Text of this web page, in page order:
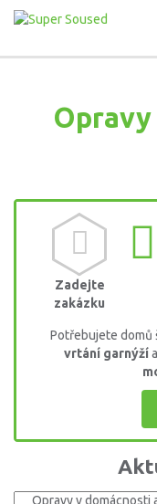
Opravy
Zadejte
zakázku
Potřebujete domů
vrtání garnýží